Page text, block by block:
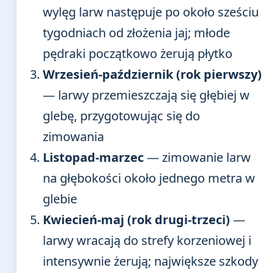
wylęg larw następuje po około sześciu
tygodniach od złożenia jaj; młode
pędraki początkowo żerują płytko
Wrzesień-październik (rok pierwszy)
— larwy przemieszczają się głębiej w
glebę, przygotowując się do
zimowania
Listopad-marzec— zimowanie larw
na głębokości około jednego metra w
glebie
Kwiecień-maj (rok drugi-trzeci) —
larwy wracają do strefy korzeniowej i
intensywnie żerują; największe szkody